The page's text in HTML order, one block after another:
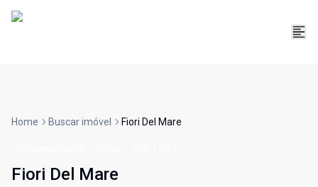
Home Buscar imóvel Fiori Del Mare
Fiori Del Mare